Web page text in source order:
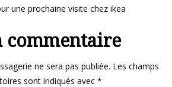
une prochaine visite chez ikea
commentaire
ne sera pas publiée. Les champs
sont indiqués avec *